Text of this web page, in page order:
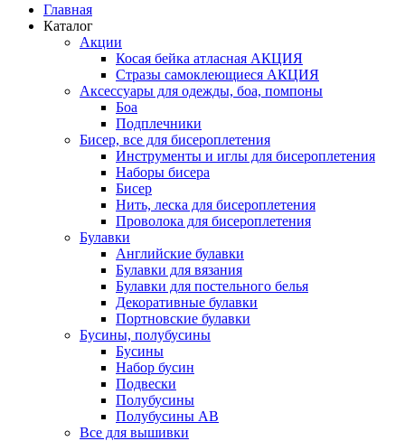
Главная
Каталог
Акции
Косая бейка атласная АКЦИЯ
Стразы самоклеющиеся АКЦИЯ
Аксессуары для одежды, боа, помпоны
Боа
Подплечники
Бисер, все для бисероплетения
Инструменты и иглы для бисероплетения
Наборы бисера
Бисер
Нить, леска для бисероплетения
Проволока для бисероплетения
Булавки
Английские булавки
Булавки для вязания
Булавки для постельного белья
Декоративные булавки
Портновские булавки
Бусины, полубусины
Бусины
Набор бусин
Подвески
Полубусины
Полубусины AB
Все для вышивки